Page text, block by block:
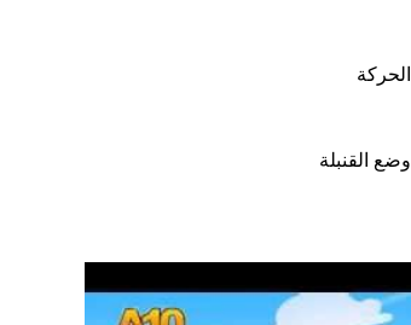
الحركة
وضع القنبلة